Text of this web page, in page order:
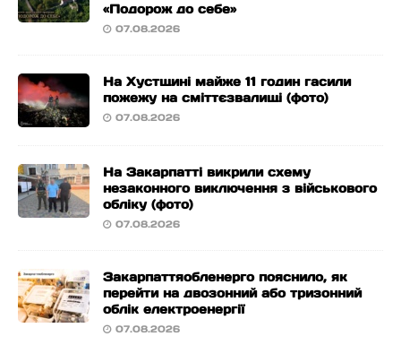
«Подорож до себе»
07.08.2026
На Хустщині майже 11 годин гасили
пожежу на сміттєзвалищі (фото)
07.08.2026
На Закарпатті викрили схему
незаконного виключення з військового
обліку (фото)
07.08.2026
Закарпаттяобленерго пояснило, як
перейти на двозонний або тризонний
облік електроенергії
07.08.2026